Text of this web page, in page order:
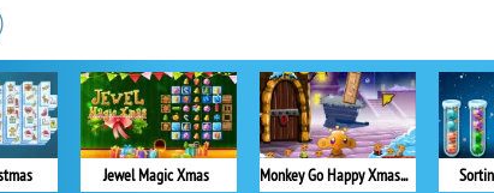
Jewel Magic Xmas Monkey Go Happy Xmas Time